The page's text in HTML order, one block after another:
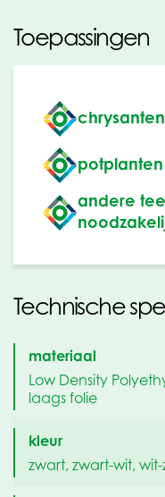
Toepassingen
chrysanten
potplanten
andere
Technische
materiaal
Low Density
laags folie
kleur
zwart, zwart-wit,